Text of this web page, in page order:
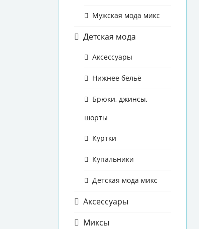
Мужская мода микс
Детская мода
Аксессуары
Нижнее бельё
Брюки, джинсы,
шорты
Куртки
Купальники
Детская мода микс
Аксессуары
Миксы